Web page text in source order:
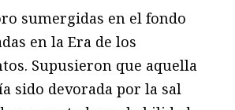
sumergidas en el fondo
en la Era de los
Supusieron que aquella
sido devorada por la sal